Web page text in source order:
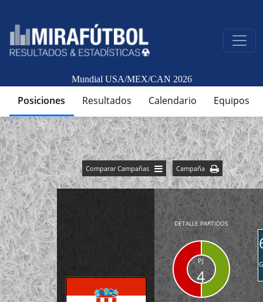
Mundial USA/MEX/CAN 2026
Posiciones Resultados Calendario Equipos
Comparar Campañas Campaña
DETALLE PARTIDOS
PJ
4